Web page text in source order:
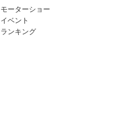
モーターショー
イベント
ランキング